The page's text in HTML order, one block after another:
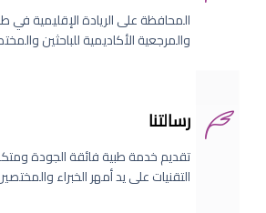
المحافظة على الريادة الإقليمية في
والمرجعية الأكاديمية للباحثين
رسالتنا
تقديم خدمة طبية فائقة الجودة
التقنيات على يد أمهر الخبراء